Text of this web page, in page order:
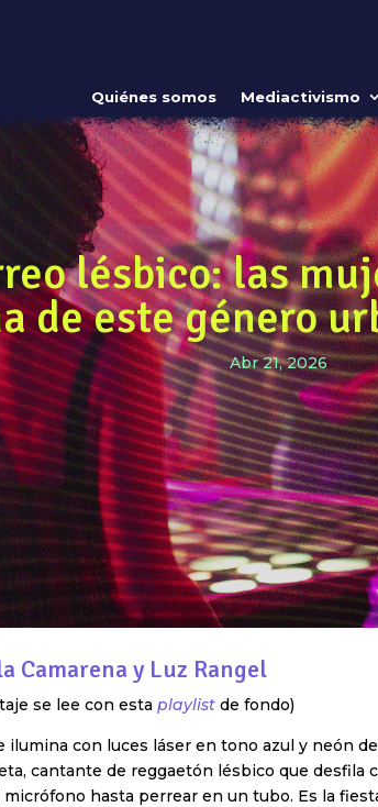
Quiénes somos Mediactivismo
lésbico: las
de este género
Abr 21, 2026
Camarena y Luz Rangel
se lee con esta playlist de fondo)
ilumina con luces láser en tono azul y neón
cantante de reggaetón lésbico que desfila
micrófono hasta perrear en un tubo. Es la